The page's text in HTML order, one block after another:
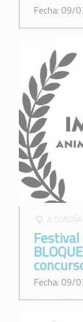
Fecha: 09/
A CORUÑA
Fecha: 09/